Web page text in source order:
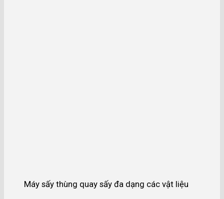
Máy sấy thùng quay sấy đa dạng các vật liệu